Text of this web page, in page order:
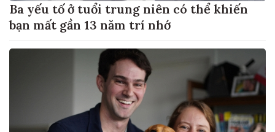
Ba yếu tố ở tuổi trung niên có thể khiến
bạn mất gần 13 năm trí nhớ